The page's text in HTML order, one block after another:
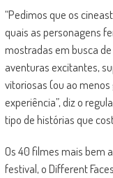
“Pedimos que os
quais as personagens
mostradas em busca
aventuras excitantes,
vitoriosas (ou ao
experiência”, diz o
tipo de histórias que
Os 40 filmes mais bem
festival, o Different